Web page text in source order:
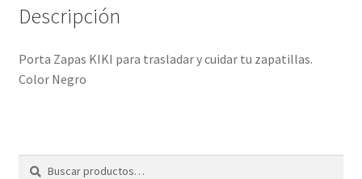
Descripción
Porta Zapas KIKI para trasladar y cuidar tu zapatillas.
Color Negro
Buscar
Buscar